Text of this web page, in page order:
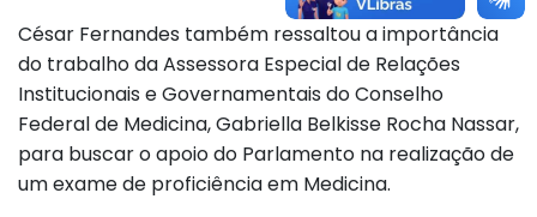
César Fernandes também ressaltou a importância
do trabalho da Assessora Especial de Relações
Institucionais e Governamentais do Conselho
Federal de Medicina, Gabriella Belkisse Rocha Nassar,
para buscar o apoio do Parlamento na realização de
um exame de proficiência em Medicina.